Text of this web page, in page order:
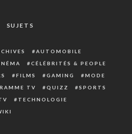
SUJETS
AUTOMOBILE
CÉLÉBRITÉS & PEOPLE
FILMS GAMING
MODE
TV QUIZZ
SPORTS
TECHNOLOGIE